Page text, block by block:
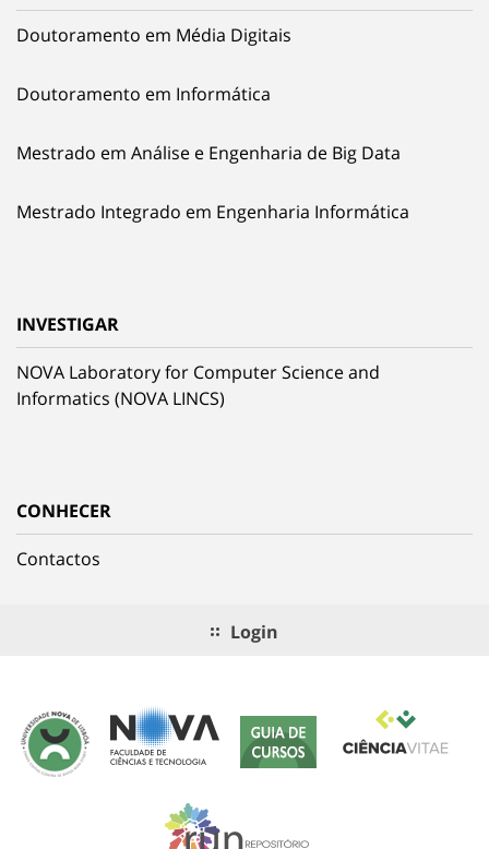
Doutoramento em Média Digitais
Doutoramento em Informática
Mestrado em Análise e Engenharia de Big Data
Mestrado Integrado em Engenharia Informática
INVESTIGAR
NOVA Laboratory for Computer Science and
Informatics (NOVA LINCS)
CONHECER
Contactos
Login